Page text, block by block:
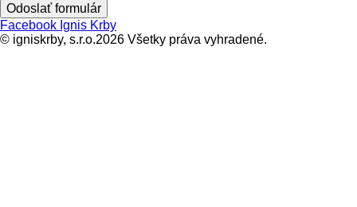
Facebook Ignis Krby
© igniskrby, s.r.o.2026 Všetky práva vyhradené.